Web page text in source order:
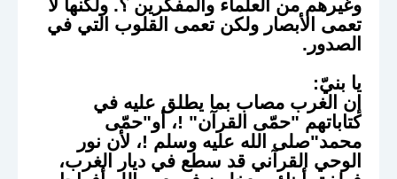
وغيرهم من العلماء والمفكرين ؟. ولكنها لا
تعمى الأبصار ولكن تعمى القلوب التي في
الصدور.
يا بنيّ:
إن الغرب مصاب بما يطلق عليه في
كتاباتهم "حمّى القرآن" !، أو"حمّى
محمد"صلى الله عليه وسلم !، لأن نور
الوحي القرآني قد سطع في ديار الغرب،